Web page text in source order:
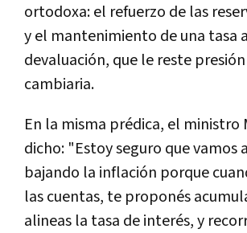
ortodoxa: el refuerzo de las
y el mantenimiento de una tasa
devaluación, que le reste
cambiaria.
En la misma prédica, el ministro
dicho: "Estoy seguro que vamos
bajando la inflación porque
las cuentas, te proponés
alineas la tasa de interés, y